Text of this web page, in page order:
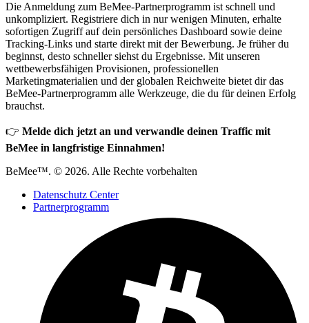
Die Anmeldung zum BeMee-Partnerprogramm ist schnell und
unkompliziert. Registriere dich in nur wenigen Minuten, erhalte
sofortigen Zugriff auf dein persönliches Dashboard sowie deine
Tracking-Links und starte direkt mit der Bewerbung. Je früher du
beginnst, desto schneller siehst du Ergebnisse. Mit unseren
wettbewerbsfähigen Provisionen, professionellen
Marketingmaterialien und der globalen Reichweite bietet dir das
BeMee-Partnerprogramm alle Werkzeuge, die du für deinen Erfolg
brauchst.
👉 Melde dich jetzt an und verwandle deinen Traffic mit
BeMee in langfristige Einnahmen!
BeMee™. © 2026. Alle Rechte vorbehalten
Datenschutz Center
Partnerprogramm